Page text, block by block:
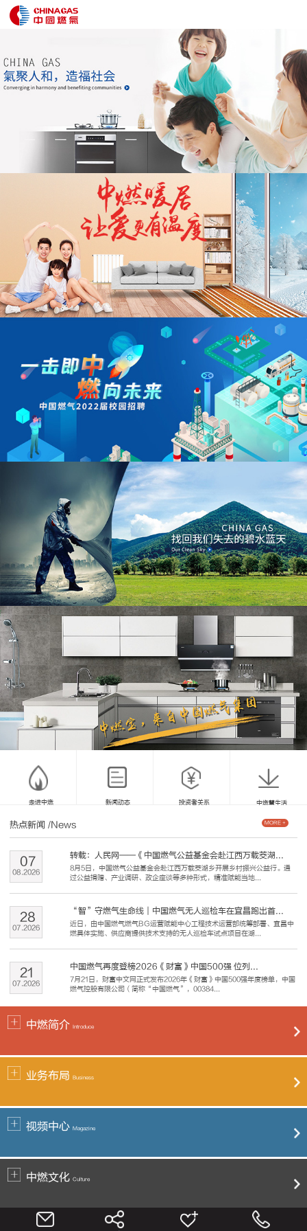
走进中燃 新闻动态 投资者关系 中燃慧生活
热点新闻 /News
转载：人民网——《中国燃气公益基金会赴江西万载茭湖...
8月5日，中国燃气公益基金会赴江西万载茭湖乡开展乡村振兴公益行。通
过公益捐赠、产业调研、政企座谈等多种形式，精准赋能当地...
08.2026
07
“智”守燃气生命线｜中国燃气无人巡检车在宜昌跑出首...
近日，由中国燃气燃气BG运营赋能中心工程技术运营部统筹部署、宜昌中
燃具体实施、供应商提供技术支持的无人巡检车试点项目在湖...
07.2026
28
中国燃气再度登榜2026《财富》中国500强 位列...
7月21日，财富中文网正式发布2026年《财富》中国500强年度榜单，中国
燃气控股有限公司（简称“中国燃气”，00384...
07.2026
21
MORE +
中燃简介 Introduce
业务布局 Business
视频中心 Magazine
中燃文化 Culture